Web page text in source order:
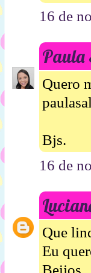
16 de
Paula
Quero
Bjs.
16 de
Que
Eu
Beijos